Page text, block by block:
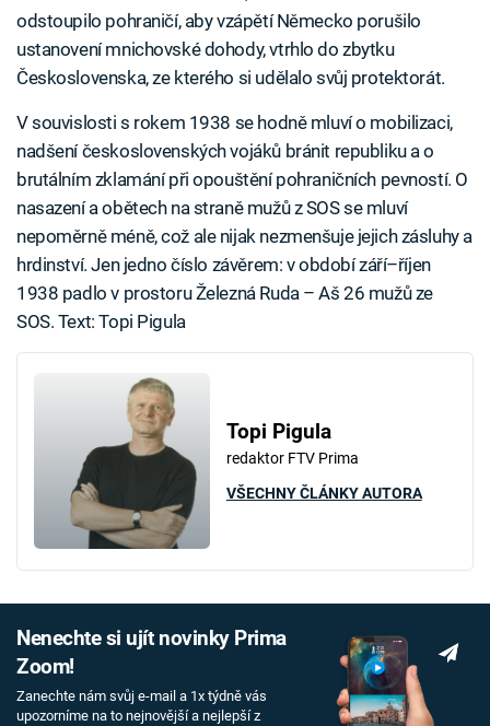
odstoupilo pohraničí, aby vzápětí Německo porušilo
ustanovení mnichovské dohody, vtrhlo do zbytku
Československa, ze kterého si udělalo svůj protektorát.
V souvislosti s rokem 1938 se hodně mluví o mobilizaci,
nadšení československých vojáků bránit republiku a o
brutálním zklamání při opouštění pohraničních pevností. O
nasazení a obětech na straně mužů z SOS se mluví
nepoměrně méně, což ale nijak nezmenšuje jejich zásluhy a
hrdinství. Jen jedno číslo závěrem: v období září–říjen
1938 padlo v prostoru Železná Ruda – Aš 26 mužů ze
SOS. Text: Topi Pigula
Topi Pigula
redaktor FTV Prima
VŠECHNY ČLÁNKY AUTORA
Nenechte si ujít novinky Prima
Zoom!
Zanechte nám svůj e-mail a 1x týdně vás
upozorníme na to nejnovější a nejlepší z